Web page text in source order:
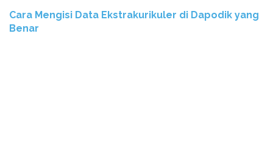
Cara Mengisi Data Ekstrakurikuler di Dapodik yang
Benar